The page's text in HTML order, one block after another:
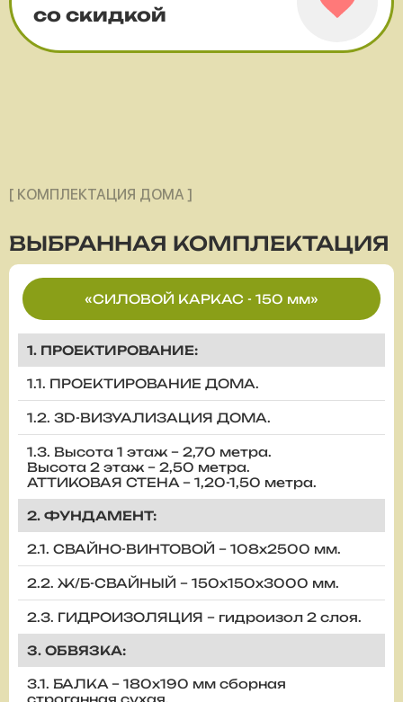
со скидкой
[ КОМПЛЕКТАЦИЯ ДОМА ]
ВЫБРАННАЯ КОМПЛЕКТАЦИЯ
«СИЛОВОЙ КАРКАС - 150 мм»
1. ПРОЕКТИРОВАНИЕ:
1.1. ПРОЕКТИРОВАНИЕ ДОМА.
1.2. 3D-ВИЗУАЛИЗАЦИЯ ДОМА.
1.3. Высота 1 этаж – 2,70 метра.
Высота 2 этаж – 2,50 метра.
АТТИКОВАЯ СТЕНА – 1,20-1,50 метра.
2. ФУНДАМЕНТ:
2.1. СВАЙНО-ВИНТОВОЙ – 108х2500 мм.
2.2. Ж/Б-СВАЙНЫЙ – 150х150х3000 мм.
2.3. ГИДРОИЗОЛЯЦИЯ – гидроизол 2 слоя.
3. ОБВЯЗКА:
3.1. БАЛКА – 180х190 мм сборная
строганная сухая.